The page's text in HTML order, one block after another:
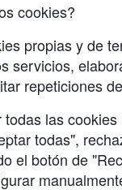
cookies?
propias y de
servicios,
repeticiones
las
todas",
el botón de